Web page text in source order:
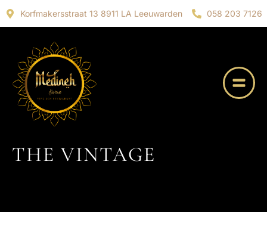
Korfmakersstraat 13 8911 LA Leeuwarden 058 203 7126
THE VINTAGE